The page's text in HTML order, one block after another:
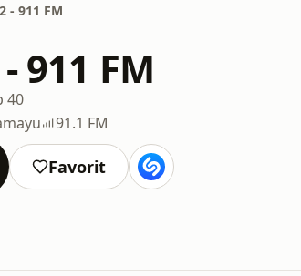
- 911 FM
911 FM
40
91.1 FM
Favorit